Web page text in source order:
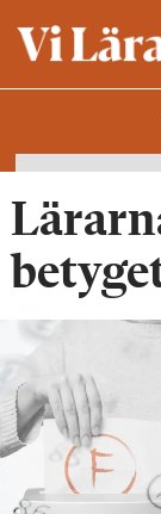
T
s
t
a
r
d
a